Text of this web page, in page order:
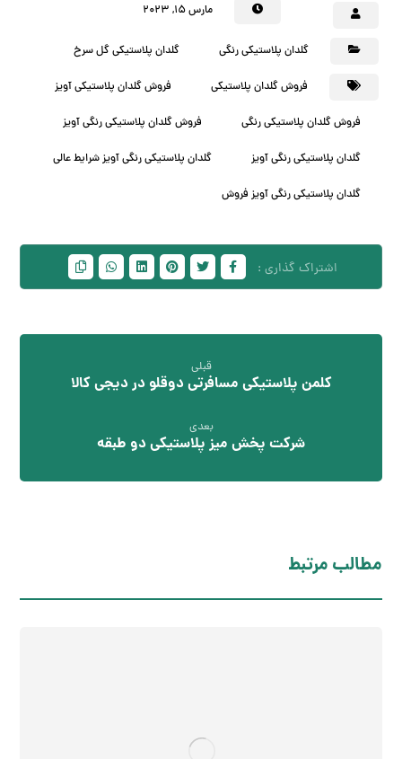
مارس ۱۵, ۲۰۲۳
گلدان پلاستیکی رنگی گلدان پلاستیکی گل سرخ
فروش گلدان پلاستیکی فروش گلدان پلاستیکی آویز
فروش گلدان پلاستیکی رنگی فروش گلدان پلاستیکی رنگی آویز
گلدان پلاستیکی رنگی آویز گلدان پلاستیکی رنگی آویز شرایط عالی
گلدان پلاستیکی رنگی آویز فروش
قبلی
کلمن پلاستیکی مسافرتی دوقلو در دیجی کالا
بعدی
شرکت پخش میز پلاستیکی دو طبقه
مطالب مرتبط